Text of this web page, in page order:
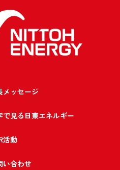
メッセージ
で見る日東エネルギー
活動
い合わせ